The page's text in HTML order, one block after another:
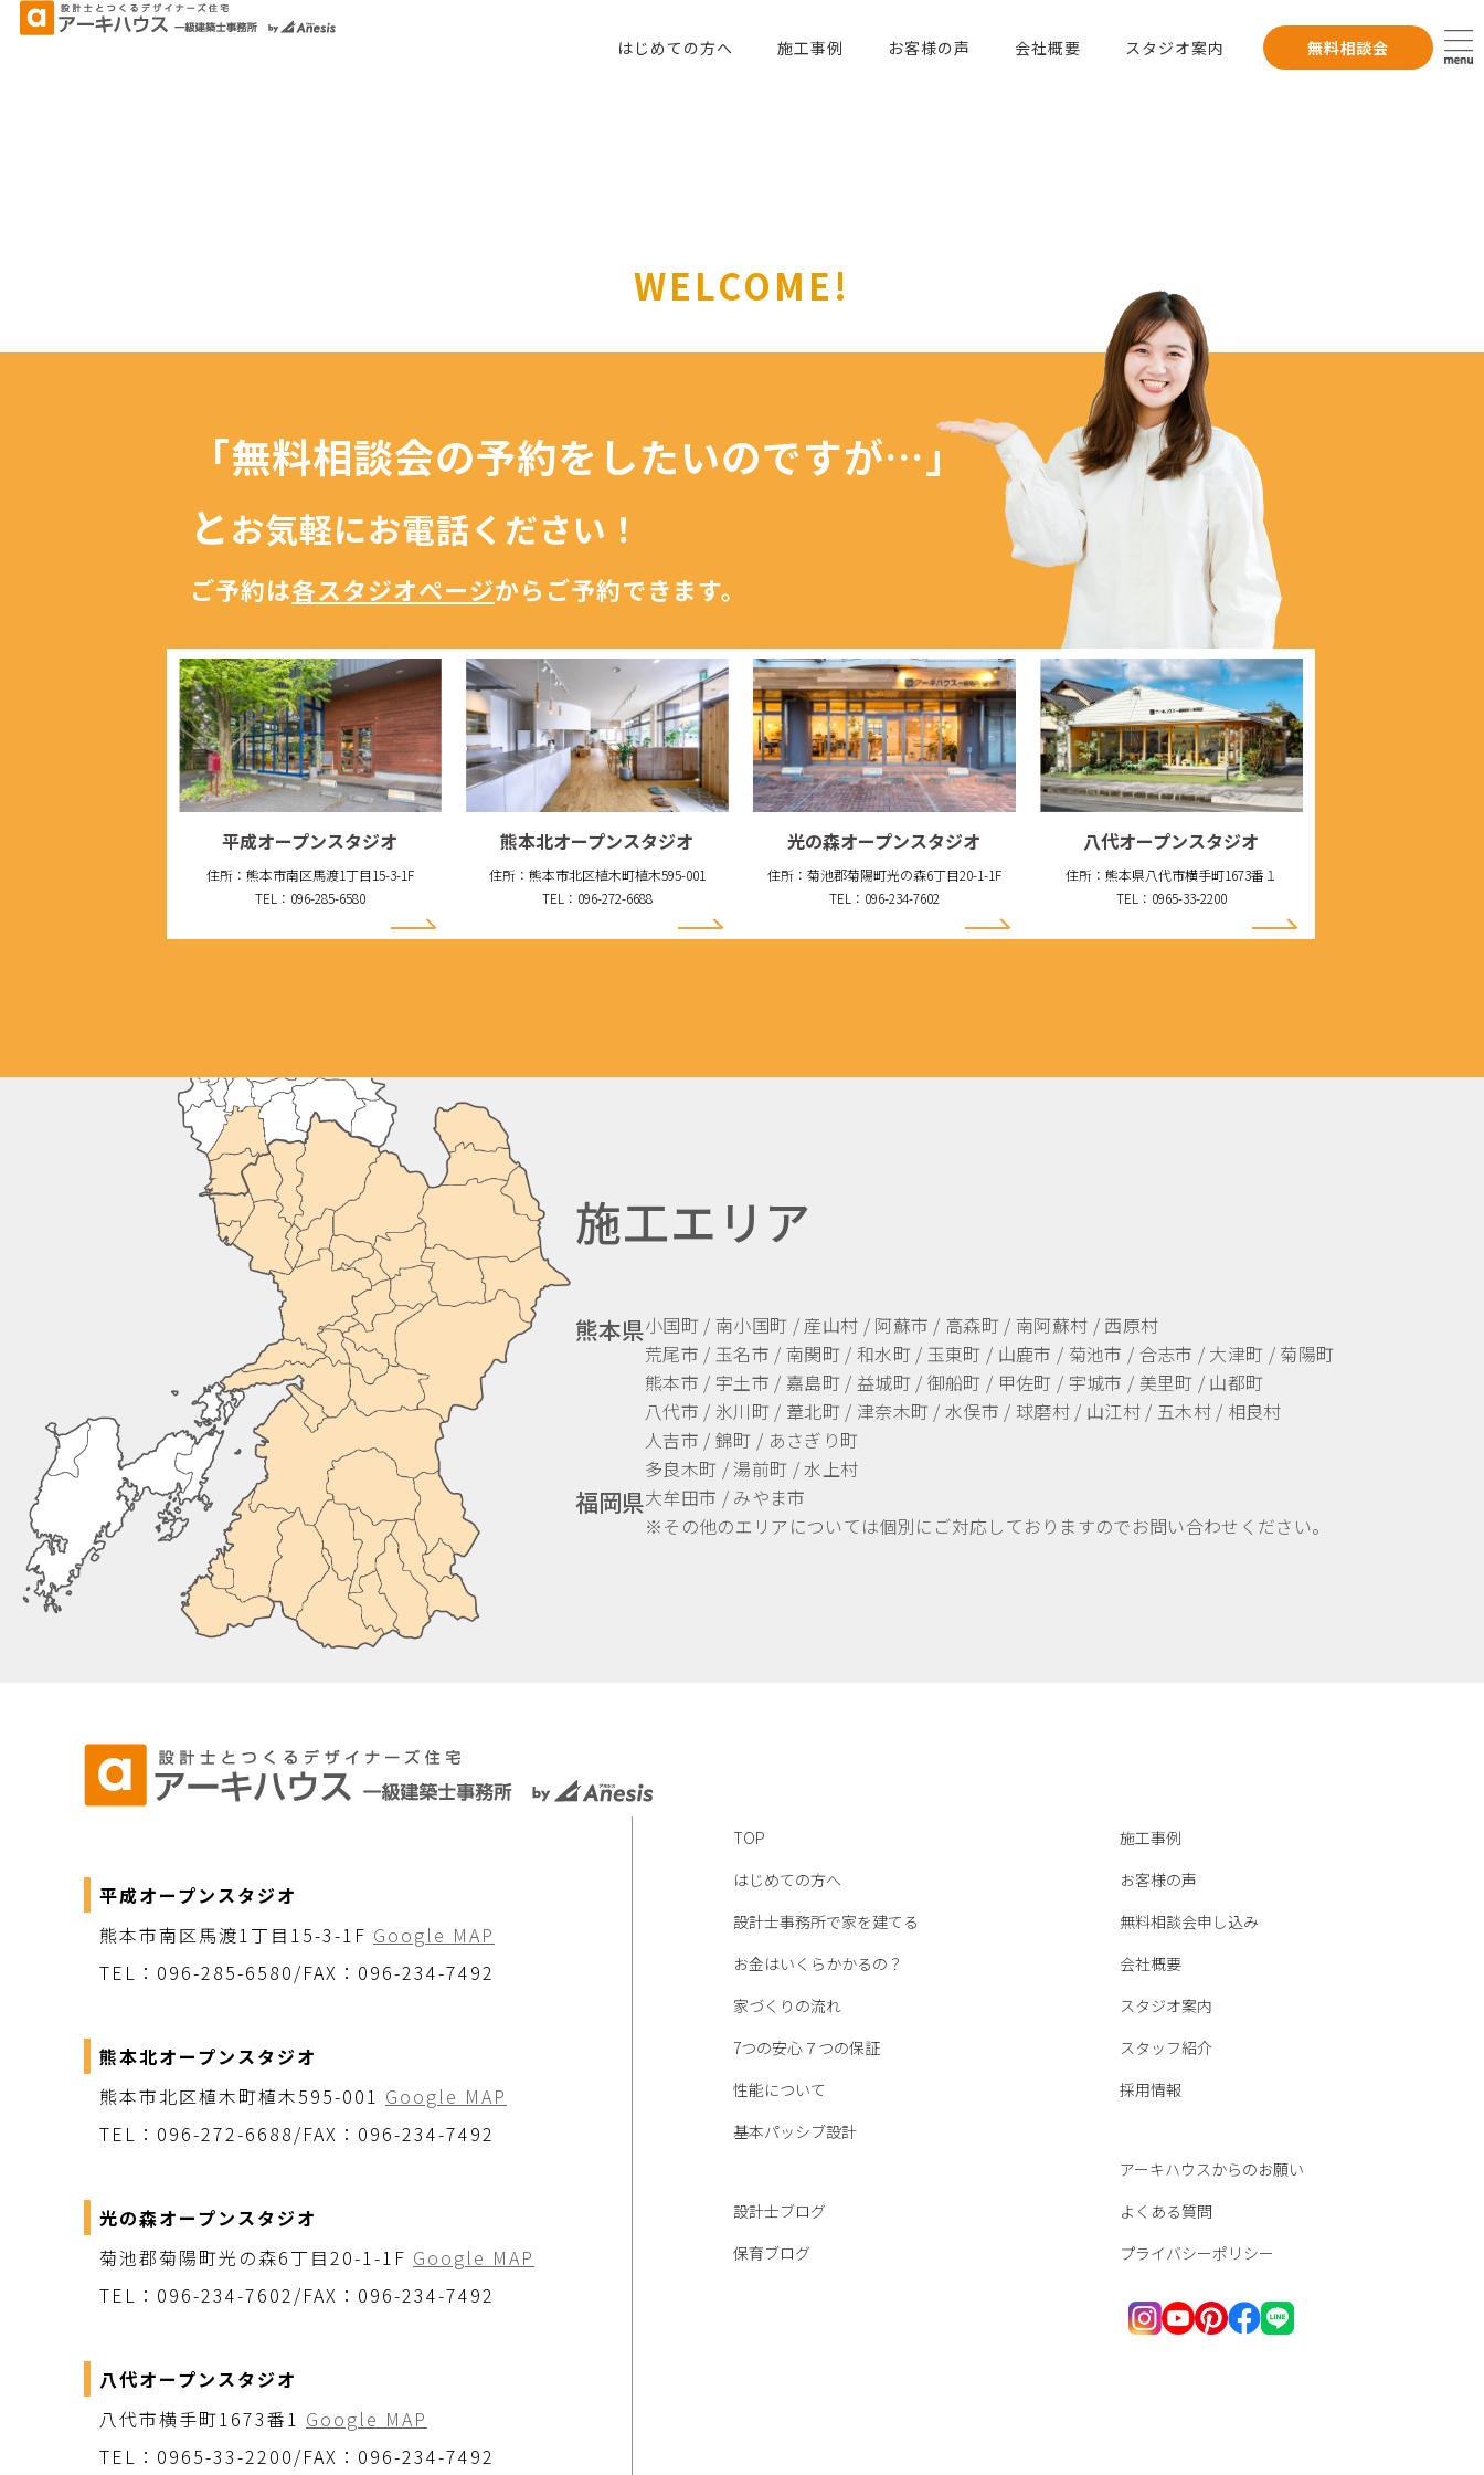
はじめての方へ 施工事例 お客様の声 会社概要 スタジオ案内 無料相談会
WELCOME!
「無料相談会の予約を したいのですが…」
とお気軽にお電話ください！
ご予約は各スタジオページからご予約できます。
平成オープンスタジオ
住所：熊本市南区馬渡1丁目15-3-1F
TEL：096-285-6580
熊本北オープンスタジオ
住所：熊本市北区植木町植木595-001
TEL：096-272-6688
光の森オープンスタジオ
住所：菊池郡菊陽町光の森6丁目20-1-1F
TEL：096-234-7602
八代オープンスタジオ
住所：熊本県八代市横手町1673番１
TEL：0965-33-2200
施工エリア
熊本県小国町 / 南小国町 / 産山村 / 阿蘇市 / 高森町 / 南阿蘇村 / 西原村
荒尾市 / 玉名市 / 南関町 / 和水町 / 玉東町 / 山鹿市 / 菊池市 / 合志市 / 大津町 / 菊陽町
熊本市 / 宇土市 / 嘉島町 / 益城町 / 御船町 / 甲佐町 / 宇城市 / 美里町 / 山都町
八代市 / 氷川町 / 葦北町 / 津奈木町 / 水俣市 / 球磨村 / 山江村 / 五木村 / 相良村
人吉市 / 錦町 / あさぎり町
多良木町 / 湯前町 / 水上村
福岡県大牟田市 / みやま市
※その他のエリアについては個別にご対応しておりますのでお問い合わせください。
平成オープンスタジオ
熊本市南区馬渡1丁目15-3-1F Google MAP
TEL：096-285-6580/FAX：096-234-7492
熊本北オープンスタジオ
熊本市北区植木町植木595-001 Google MAP
TEL：096-272-6688/FAX：096-234-7492
光の森オープンスタジオ
菊池郡菊陽町光の森6丁目20-1-1F Google MAP
TEL：096-234-7602/FAX：096-234-7492
八代オープンスタジオ
八代市横手町1673番1 Google MAP
TEL：0965-33-2200/FAX：096-234-7492
TOP
はじめての方へ
設計士事務所で家を建てる
お金はいくらかかるの？
家づくりの流れ
7つの安心７つの保証
性能について
基本パッシブ設計
設計士ブログ
保育ブログ
施工事例
お客様の声
無料相談会申し込み
会社概要
スタジオ案内
スタッフ紹介
採用情報
アーキハウスからのお願い
よくある質問
プライバシーポリシー